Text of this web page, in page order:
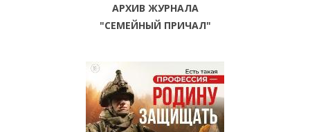
АРХИВ ЖУРНАЛА
"СЕМЕЙНЫЙ ПРИЧАЛ"